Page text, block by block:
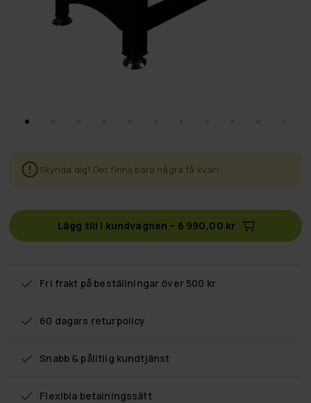
Skynda dig! Det finns bara några få kvar!
Lägg till i kundvagnen – 6 990,00 kr
Fri frakt på beställningar över 500 kr
60 dagars returpolicy
Snabb & pålitlig kundtjänst
Flexibla betalningssätt